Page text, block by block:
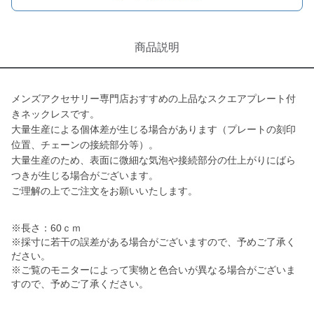
商品説明
メンズアクセサリー専門店おすすめの上品なスクエアプレート付
きネックレスです。
大量生産による個体差が生じる場合があります（プレートの刻印
位置、チェーンの接続部分等）。
大量生産のため、表面に微細な気泡や接続部分の仕上がりにばら
つきが生じる場合がございます。
ご理解の上でご注文をお願いいたします。
※長さ：60ｃｍ
※採寸に若干の誤差がある場合がございますので、予めご了承く
ださい。
※ご覧のモニターによって実物と色合いが異なる場合がございま
すので、予めご了承ください。